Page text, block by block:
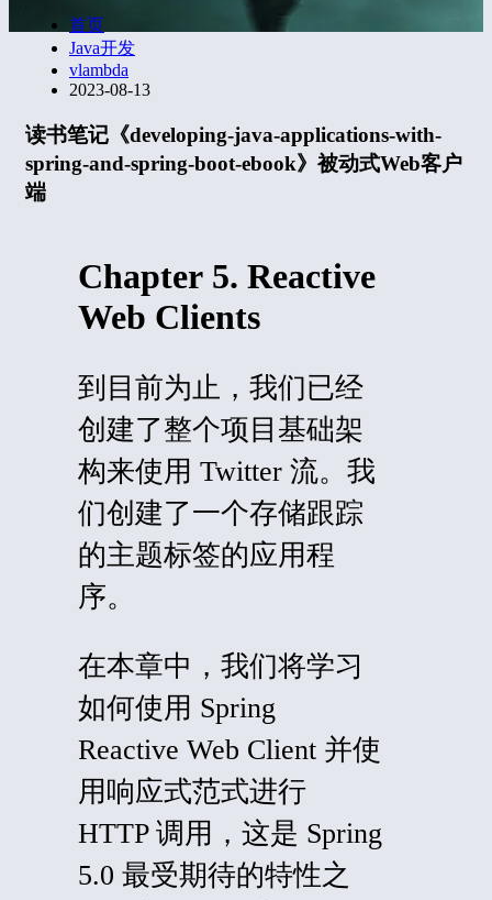
首页
Java开发
vlambda
2023-08-13
读书笔记《developing-java-applications-with-
spring-and-spring-boot-ebook》被动式Web客户
端
Chapter 5. Reactive
Web Clients
到目前为止，我们已经
创建了整个项目基础架
构来使用 Twitter 流。我
们创建了一个存储跟踪
的主题标签的应用程
序。
在本章中，我们将学习
如何使用 Spring
Reactive Web Client 并使
用响应式范式进行
HTTP 调用，这是 Spring
5.0 最受期待的特性之